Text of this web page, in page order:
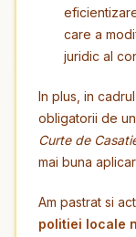
care a
juridic al
In plus, in
obligatorii de
Curte de
mai buna
Am pastrat si
politiei locale